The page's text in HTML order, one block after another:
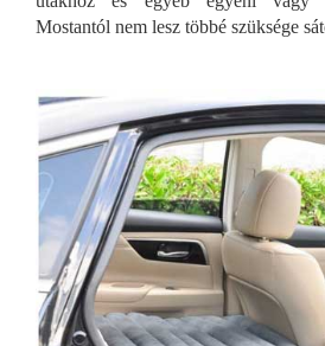
Mostantól nem lesz többé szüksége